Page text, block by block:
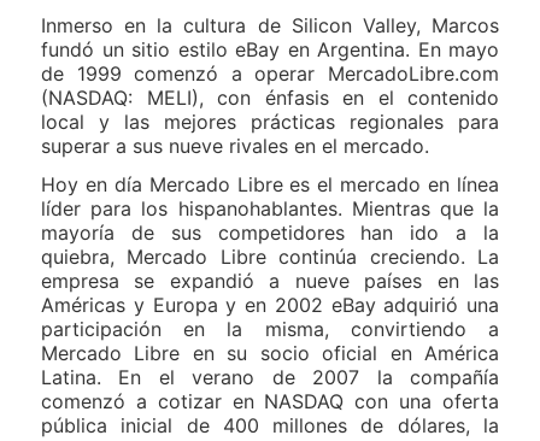
Inmerso en la cultura de Silicon Valley, Marcos
fundó un sitio estilo eBay en Argentina. En mayo
de 1999 comenzó a operar MercadoLibre.com
(NASDAQ: MELI), con énfasis en el contenido
local y las mejores prácticas regionales para
superar a sus nueve rivales en el mercado.
Hoy en día Mercado Libre es el mercado en línea
líder para los hispanohablantes. Mientras que la
mayoría de sus competidores han ido a la
quiebra, Mercado Libre continúa creciendo. La
empresa se expandió a nueve países en las
Américas y Europa y en 2002 eBay adquirió una
participación en la misma, convirtiendo a
Mercado Libre en su socio oficial en América
Latina. En el verano de 2007 la compañía
comenzó a cotizar en NASDAQ con una oferta
pública inicial de 400 millones de dólares, la